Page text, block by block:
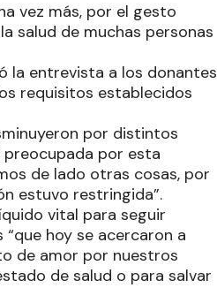
vez más, por el gesto
salud de muchas personas
la entrevista a los donantes
requisitos establecidos
por distintos
por esta
de lado otras cosas, por
estuvo restringida”.
vital para seguir
hoy se acercaron a
de amor por nuestros
de salud o para salvar